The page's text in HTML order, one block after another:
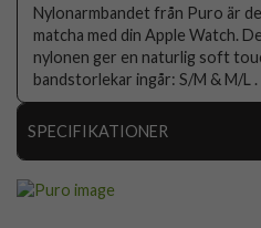
Nylonarmbandet från Puro är
matcha med din Apple Watch.
nylonen ger en naturlig soft
bandstorlekar ingår: S/M & M/L .
SPECIFIKATIONER